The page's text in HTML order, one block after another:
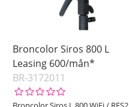
Broncolor Siros 800 L
Leasing 600/mån*
BR-3172011